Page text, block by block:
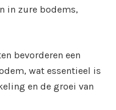
in zure bodems,
bevorderen een
wat essentieel is
en de groei van